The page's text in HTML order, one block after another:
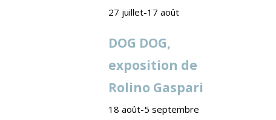
27 juillet-17 août
DOG DOG,
exposition de
Rolino Gaspari
18 août-5 septembre